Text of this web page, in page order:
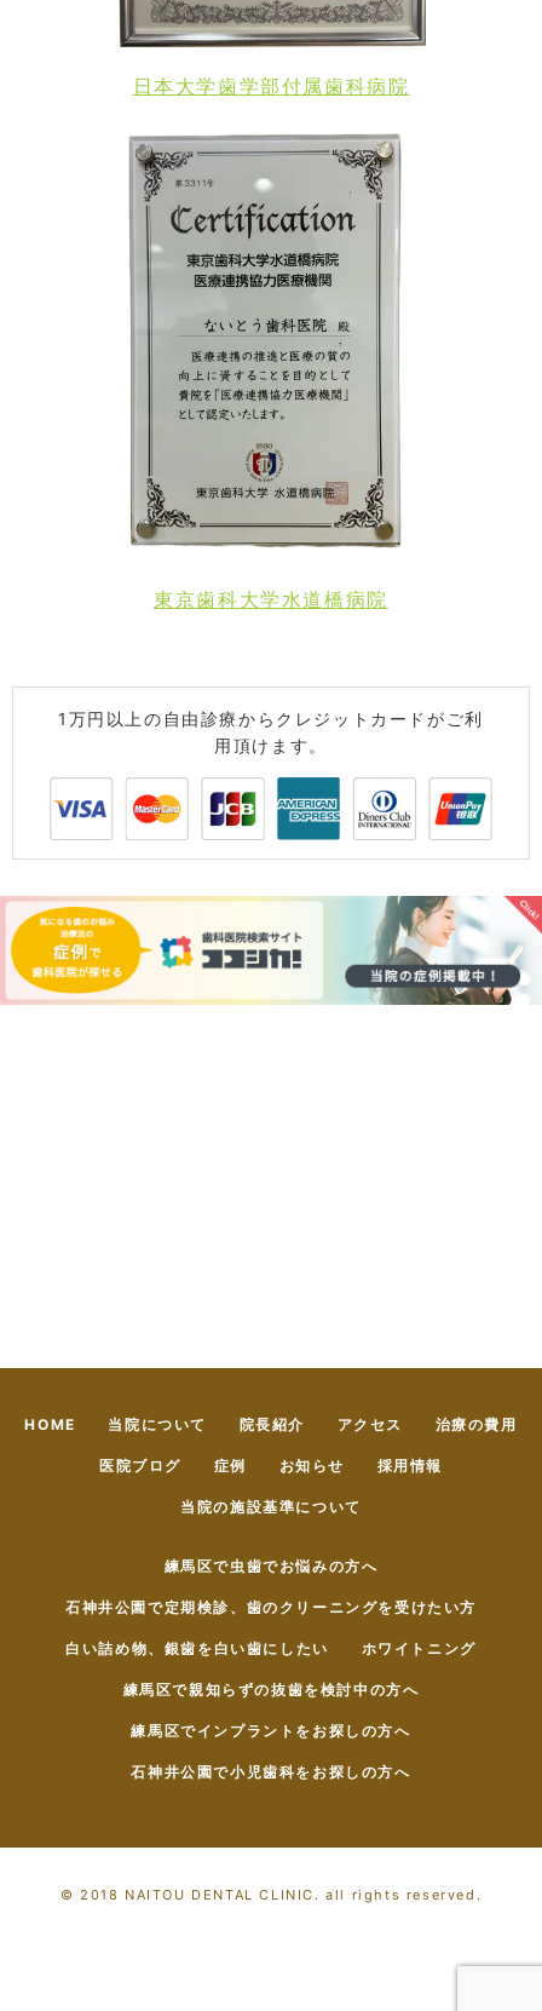
日本大学歯学部付属歯科病院
東京歯科大学水道橋病院
1万円以上の自由診療からクレジットカードがご利
用頂けます。
HOME 当院について 院長紹介 アクセス 治療の費用
医院ブログ 症例 お知らせ 採用情報
当院の施設基準について
練馬区で虫歯でお悩みの方へ
石神井公園で定期検診、歯のクリーニングを受けたい方
白い詰め物、銀歯を白い歯にしたい ホワイトニング
練馬区で親知らずの抜歯を検討中の方へ
練馬区でインプラントをお探しの方へ
石神井公園で小児歯科をお探しの方へ
© 2018 NAITOU DENTAL CLINIC. all rights reserved.